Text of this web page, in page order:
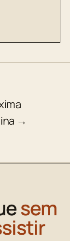
→
sem